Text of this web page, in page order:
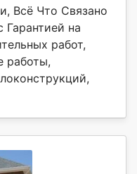
Всё Что Связано
на
работ,
работы,